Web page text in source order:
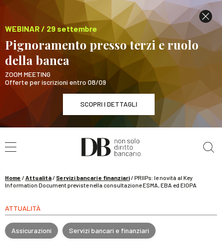
WEBINAR / 29 settembre
Pignoramento presso terzi e ruolo
della banca
ZOOM MEETING
Offerte per iscrizioni entro 08/09
SCOPRI I DETTAGLI
WEBINAR / 29 settembre
Pignoramento presso terzi e ruolo della banca
Home /Attualità/ Servizi bancari e finanziari/PRIIPs: le novità al Key
Information Document previste nella consultazione ESMA, EBA ed EIOPA
ATTUALITÀ
Assicurazioni Servizi bancari e finanziari